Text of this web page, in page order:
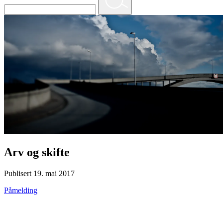
Arv og skifte
Publisert 19. mai 2017
Påmelding